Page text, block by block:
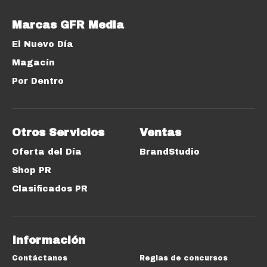
Marcas GFR Media
El Nuevo Día
Magacín
Por Dentro
Otros Servicios
Oferta del Día
Shop PR
Clasificados PR
Ventas
BrandStudio
Información
Contáctanos Reglas de concursos